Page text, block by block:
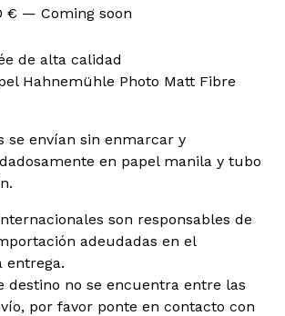
€ — Coming soon
de alta calidad
Hahnemühle Photo Matt Fibre
se envían sin enmarcar y
en papel manila y tubo
son responsables de
adeudadas en el
entrega.
destino no se encuentra entre las
por favor ponte en contacto con